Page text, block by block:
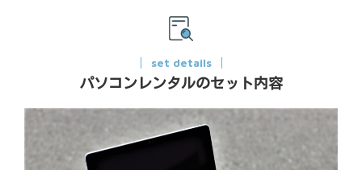
set details
パソコンレンタルのセット内容